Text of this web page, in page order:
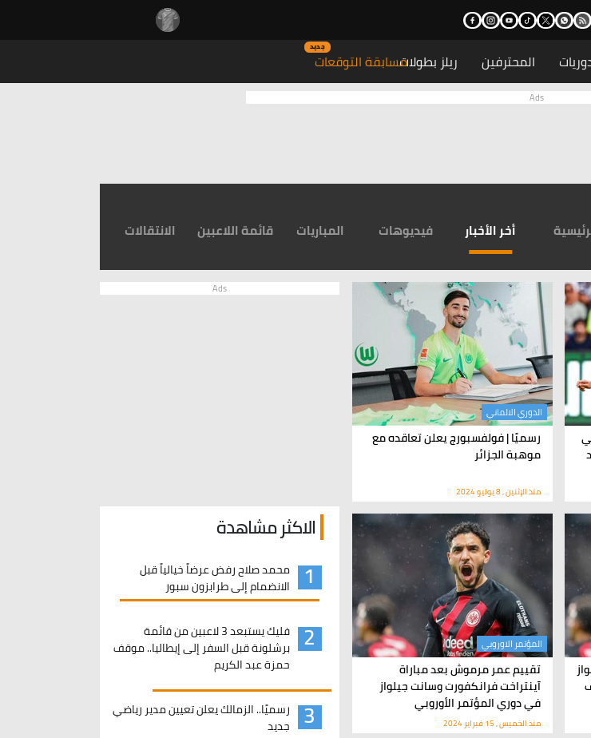
المحترفين ريلز بطولاتمسابقة التوقعات
جديد
أخر الأخبار فيديوهات المباريات قائمة اللاعبين الانتقالات
رسميًا | فولفسبورج يعلن تعاقده مع
موهبة الجزائر
الدوري الالماني
منذ الإثنين , 8 يوليو 2024
تقييم عمر مرموش بعد مباراة
آينتراخت فرانكفورت وسانت جيلواز
في دوري المؤتمر الأوروبي
المؤتمر الاوروبي
منذ الخميس , 15 فبراير 2024
الاكثر مشاهدة
1
محمد صلاح رفض عرضاً خيالياً قبل
الانضمام إلى طرابزون سبور
2
فليك يستبعد 3 لاعبين من قائمة
برشلونة قبل السفر إلى إيطاليا.. موقف
حمزة عبد الكريم
3
رسميًا.. الزمالك يعلن تعيين مدير رياضي
جديد